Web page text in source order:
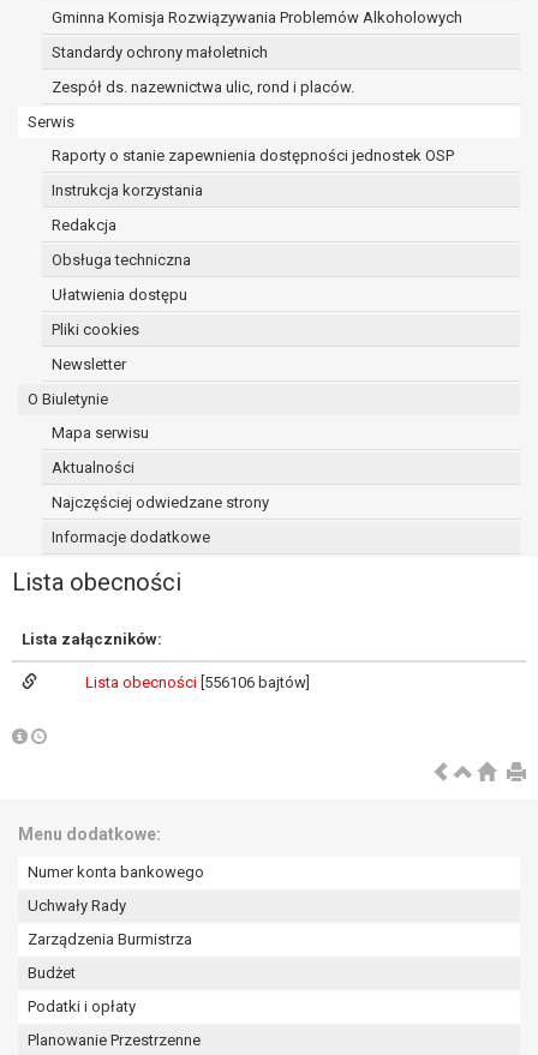
Gminna Komisja Rozwiązywania Problemów Alkoholowych
Standardy ochrony małoletnich
Zespół ds. nazewnictwa ulic, rond i placów.
Serwis
Raporty o stanie zapewnienia dostępności jednostek OSP
Instrukcja korzystania
Redakcja
Obsługa techniczna
Ułatwienia dostępu
Pliki cookies
Newsletter
O Biuletynie
Mapa serwisu
Aktualności
Najczęściej odwiedzane strony
Informacje dodatkowe
Lista obecności
Lista załączników:
Lista obecności [556106 bajtów]
Menu dodatkowe:
Numer konta bankowego
Uchwały Rady
Zarządzenia Burmistrza
Budżet
Podatki i opłaty
Planowanie Przestrzenne
dotyczą, sprzeciwia się usunięciu
danych, żądając w zamian ich
ograniczenia,
administrator nie potrzebuje już
ustalenia, obrony lub dochodzenia
roszczeń,
sprzeciw wobec przetwarzania
danych - do czasu ustalenia czy
prawnie uzasadnione podstawy po
prawo do przenoszenia danych na
łącznie spełnione są następujące przesłanki:
podstawie umowy zawartej z osobą,
której dane dotyczą lub na podstawie
zgody wyrażonej przez tą osobę,
danych na podstawie art. 21 RODO, wobec
przetwarzania danych osobowych, którego
podstawą prawną jest:
interesie publicznym lub w ramach
wynikających z prawnie
realizowanych przez administratora
sprzeciwu, administrator nie może już